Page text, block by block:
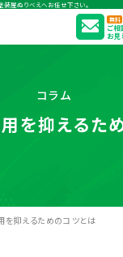
装屋ぬりべえへお任せ下さい。
無料
ご相
お見
コラム
を抑えるた
を抑えるためのコツとは